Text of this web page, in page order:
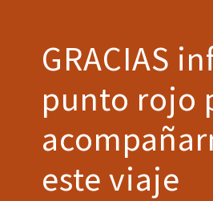
GRACIAS
punto rojo
este viaje